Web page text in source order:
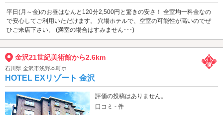
平日(月～金)のお昼はなんと120分2,500円と驚きの安さ！ 全室均一料金なの
で安心してご利用いただけます。 穴場ホテルで、空室の可能性が高いのでぜ
ひご来店下さい。 (満室の場合はすみません･･･)
金沢21世紀美術館から2.6km
石川県 金沢市浅野本町ホ
HOTEL EXリゾート 金沢
評価の投稿はありません。
口コミ - 件